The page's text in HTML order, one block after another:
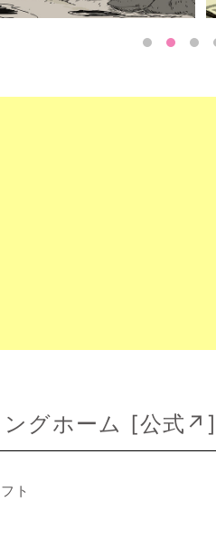
グホーム [公式↗ ]
ト